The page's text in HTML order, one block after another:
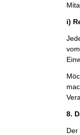
i)
8.
Der